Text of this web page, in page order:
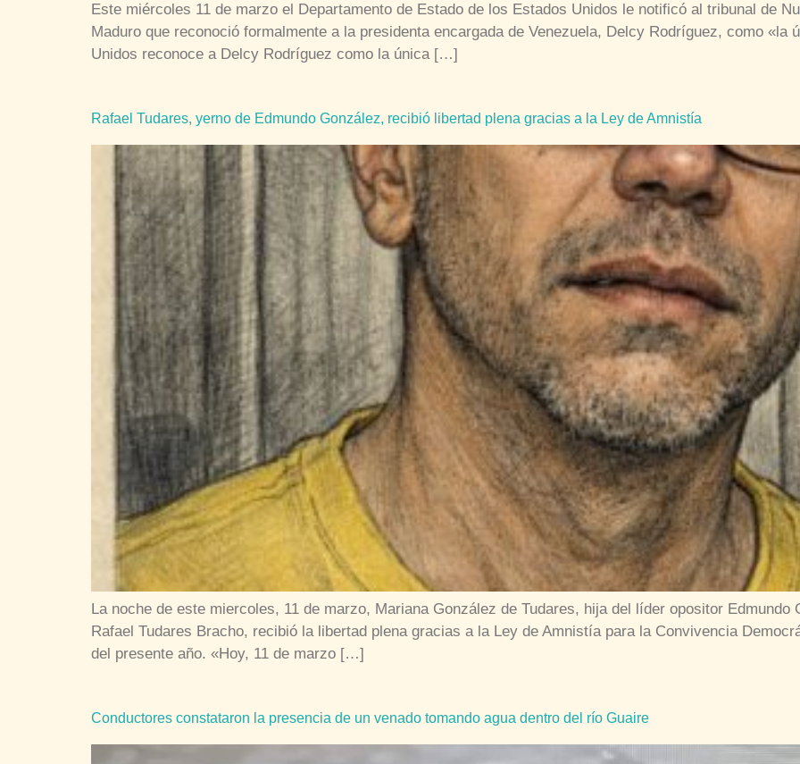
Este miércoles 11 de marzo el Departamento de Estado de los Estados Unidos le notificó al tribunal de
Maduro que reconoció formalmente a la presidenta encargada de Venezuela, Delcy Rodríguez, como «la
Unidos reconoce a Delcy Rodríguez como la única […]
Rafael Tudares, yerno de Edmundo González, recibió libertad plena gracias a la Ley de Amnistía
La noche de este miercoles, 11 de marzo, Mariana González de Tudares, hija del líder opositor
Rafael Tudares Bracho, recibió la libertad plena gracias a la Ley de Amnistía para la Convivencia
del presente año. «Hoy, 11 de marzo […]
Conductores constataron la presencia de un venado tomando agua dentro del río Guaire